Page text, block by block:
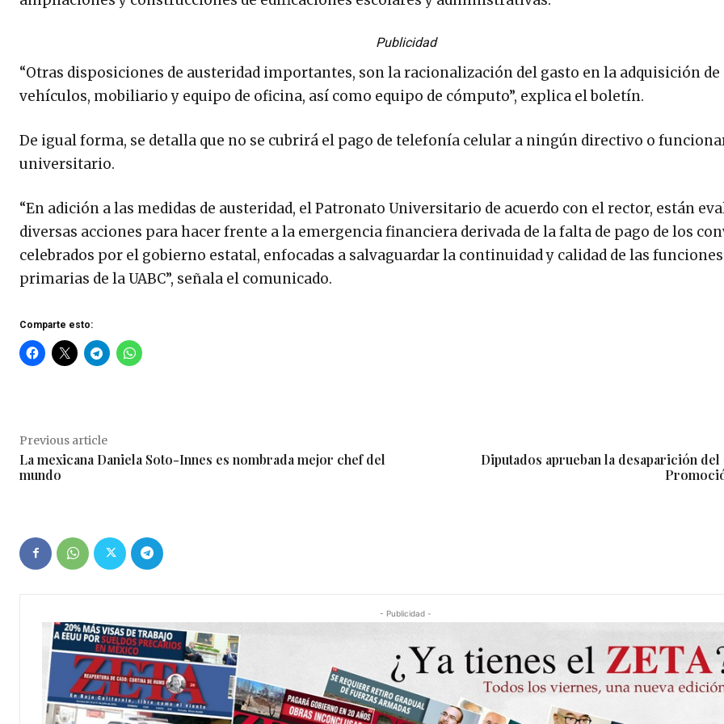
Publicidad
“Otras disposiciones de austeridad importantes, son la racionalización del gasto en la adquisición de
vehículos, mobiliario y equipo de oficina, así como equipo de cómputo”, explica el boletín.
De igual forma, se detalla que no se cubrirá el pago de telefonía celular a ningún directivo o
universitario.
“En adición a las medidas de austeridad, el Patronato Universitario de acuerdo con el rector, están
diversas acciones para hacer frente a la emergencia financiera derivada de la falta de pago de los
celebrados por el gobierno estatal, enfocadas a salvaguardar la continuidad y calidad de las funciones
primarias de la UABC”, señala el comunicado.
Comparte esto:
Previous article
La mexicana Daniela Soto-Innes es nombrada mejor chef del
mundo
Diputados aprueban la desaparición del
- Publicidad -